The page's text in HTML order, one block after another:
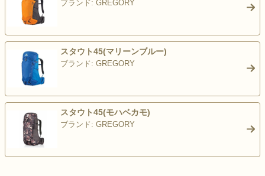
ブランド: GREGORY
スタウト45(マリーンブルー)
ブランド: GREGORY
スタウト45(モハベカモ)
ブランド: GREGORY